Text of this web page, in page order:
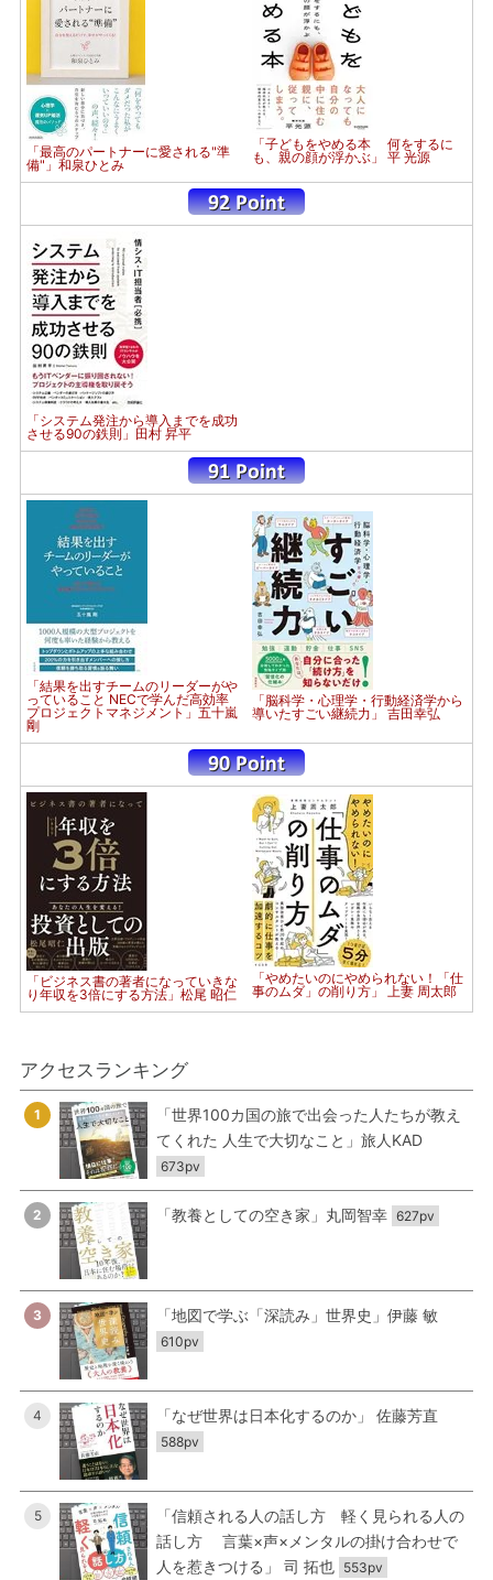
「最高のパートナーに愛される"準
備"」和泉ひとみ
「子どもをやめる本 何をするに
も、親の顔が浮かぶ」 平 光源
「システム発注から導入までを成功
させる90の鉄則」田村 昇平
「結果を出すチームのリーダーがや
っていること NECで学んだ高効率
プロジェクトマネジメント」五十嵐
剛
「脳科学・心理学・行動経済学から
導いたすごい継続力」 吉田幸弘
「ビジネス書の著者になっていきな
り年収を3倍にする方法」松尾 昭仁
「やめたいのにやめられない！「仕
事のムダ」の削り方」 上妻 周太郎
アクセスランキング
1
「世界100カ国の旅で出会った人たちが教え
てくれた 人生で大切なこと」旅人KAD
673pv
2 「教養としての空き家」丸岡智幸 627pv
3 「地図で学ぶ「深読み」世界史」伊藤 敏
610pv
4 「なぜ世界は日本化するのか」 佐藤芳直
588pv
5
「信頼される人の話し方 軽く見られる人の
話し方 言葉×声×メンタルの掛け合わせで
人を惹きつける」 司 拓也 553pv